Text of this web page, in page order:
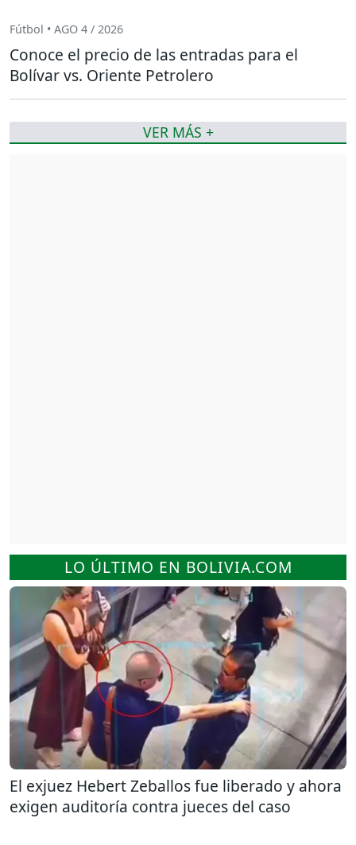
LO ÚLTIMO EN BOLIVIA.COM
El exjuez Hebert Zeballos fue liberado y ahora
exigen auditoría contra jueces del caso
Fútbol • AGO 4 / 2026
Conoce el precio de las entradas para el
Bolívar vs. Oriente Petrolero
VER MÁS +